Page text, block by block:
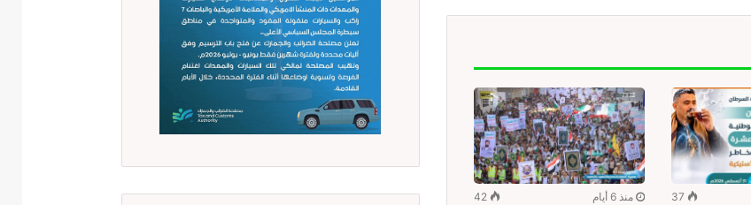
37
منذ 6 أيام
42